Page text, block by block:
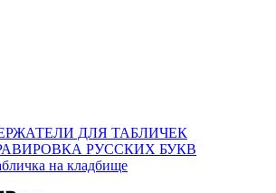
ДЛЯ ТАБЛИЧЕК
РУССКИХ БУКВ
на кладбище